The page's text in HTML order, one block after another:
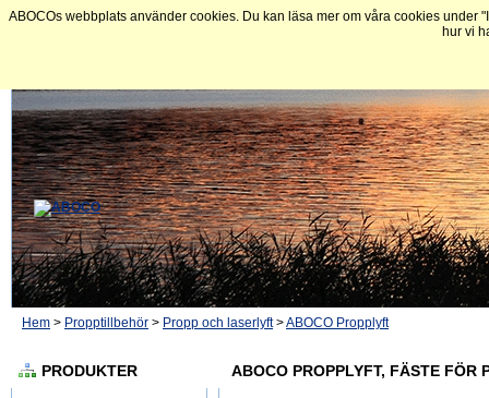
ABOCOs webbplats använder cookies. Du kan läsa mer om våra cookies
hur vi
Hem > Propptillbehör > Propp och laserlyft>ABOCO Propplyft
PRODUKTER ABOCO PROPPLYFT, FÄSTE FÖR